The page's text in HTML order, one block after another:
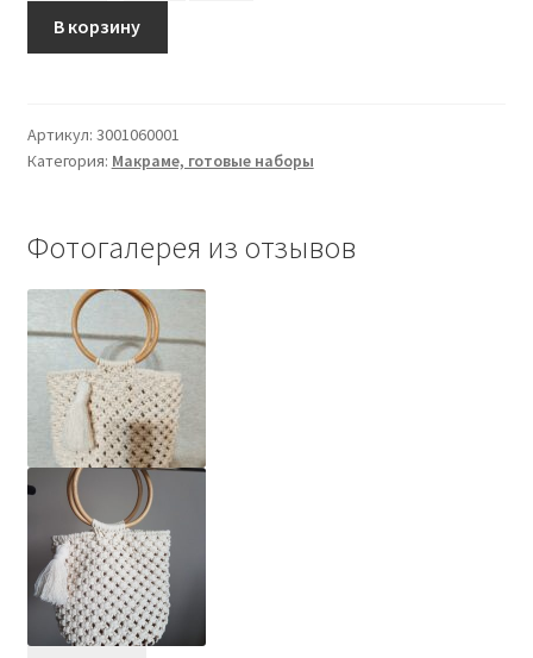
Готовый
набор
кисточкой
макраме,
В корзину
Артикул: 3001060001
Категория: Макраме, готовые наборы
Фотогалерея из отзывов